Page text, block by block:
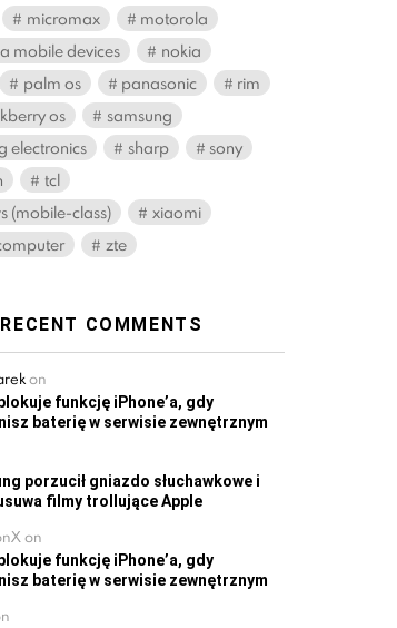
micromax
motorola
mobile devices
nokia
palm os panasonic
rim
os
samsung
electronics
sharp
sony
tcl
(mobile-class)
xiaomi
zte
RECENT COMMENTS
on
funkcję iPhone’a, gdy
baterię w serwisie zewnętrznym
porzucił gniazdo słuchawkowe i
filmy trollujące Apple
on
funkcję iPhone’a, gdy
baterię w serwisie zewnętrznym